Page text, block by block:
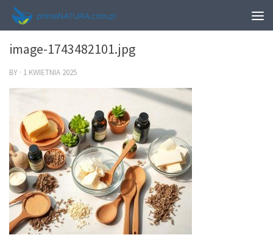
0
image-1743482101.jpg
BY · 1 KWIETNIA 2025